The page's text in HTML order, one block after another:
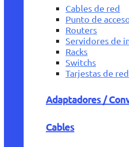
Cables de red
Punto de
Routers
Servidores de
Racks
Switchs
Tarjestas de red
Adaptadores /
Cables